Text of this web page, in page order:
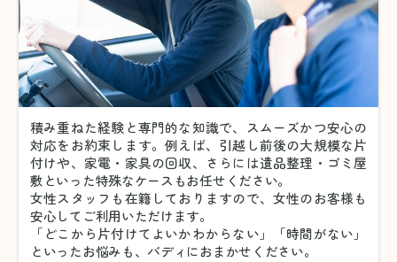
積み重ねた経験と専門的な知識で、スムーズかつ安心の
対応をお約束します。例えば、引越し前後の大規模な片
付けや、家電・家具の回収、さらには遺品整理・ゴミ屋
敷といった特殊なケースもお任せください。
女性スタッフも在籍しておりますので、女性のお客様も
安心してご利用いただけます。
「どこから片付けてよいかわからない」「時間がない」
といったお悩みも、バディにおまかせください。